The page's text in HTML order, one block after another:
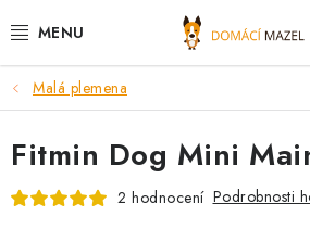
na
DOPORUČUJEME
VÝPRODEJ SKLADU
PSI
Malá plemena
Fitmin Dog Mini
2 hodnocení Podrobnosti